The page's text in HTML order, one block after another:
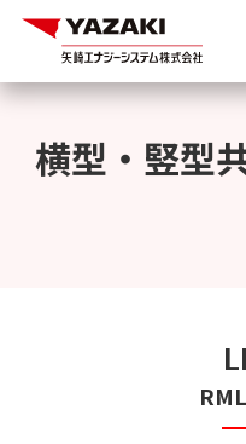
横型・竪型